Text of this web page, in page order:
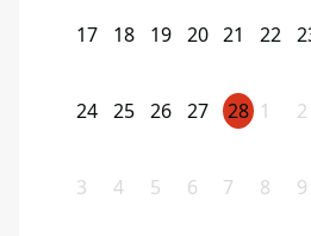
17 18 19 20 21 22
24 25 26 27 28 1 2
3 4 5 6 7 8 9